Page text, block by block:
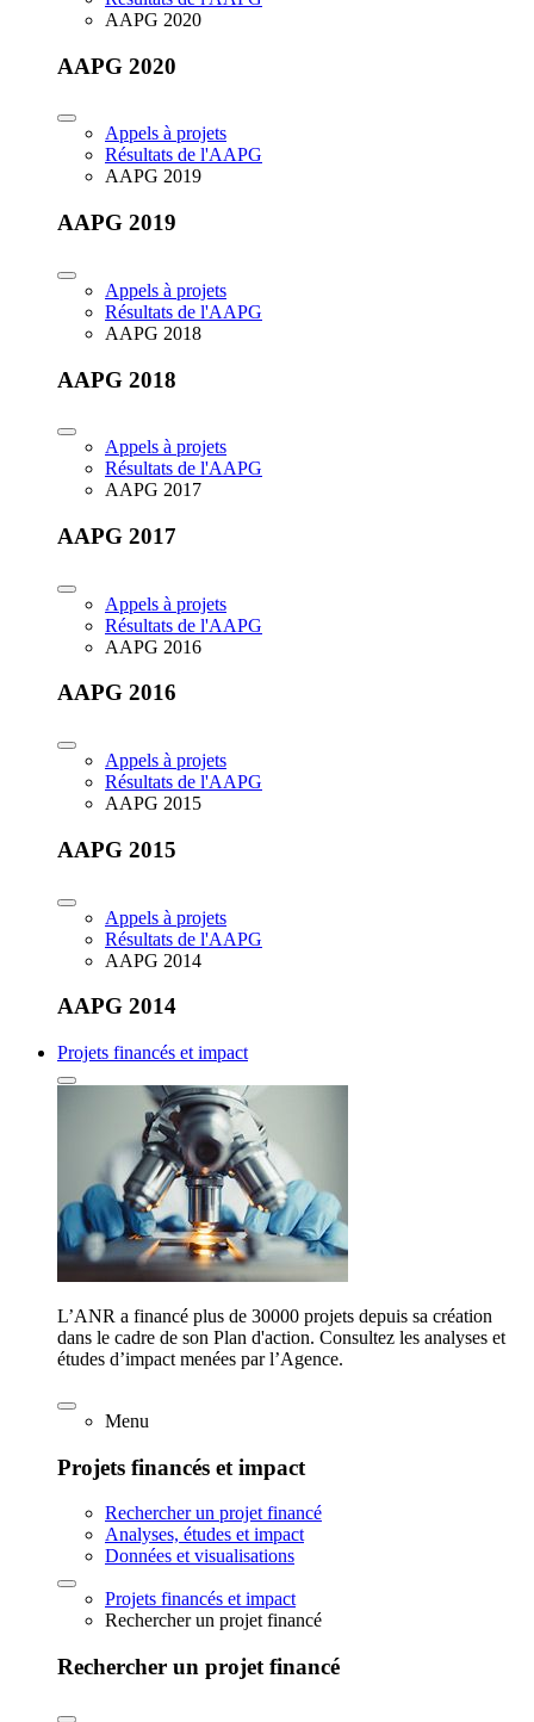
AAPG 2020
AAPG 2020
Appels à projets
Résultats de l'AAPG
AAPG 2019
AAPG 2019
Appels à projets
Résultats de l'AAPG
AAPG 2018
AAPG 2018
Appels à projets
Résultats de l'AAPG
AAPG 2017
AAPG 2017
Appels à projets
Résultats de l'AAPG
AAPG 2016
AAPG 2016
Appels à projets
Résultats de l'AAPG
AAPG 2015
AAPG 2015
Appels à projets
Résultats de l'AAPG
AAPG 2014
AAPG 2014
Projets financés et impact
L’ANR a financé plus de 30000 projets depuis sa création
dans le cadre de son Plan d'action. Consultez les analyses et
études d’impact menées par l’Agence.
Menu
Projets financés et impact
Rechercher un projet financé
Analyses, études et impact
Données et visualisations
Projets financés et impact
Rechercher un projet financé
Rechercher un projet financé